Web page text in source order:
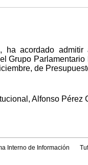
acordado
Grupo
de
Alfonso Pérez
Interno de Información